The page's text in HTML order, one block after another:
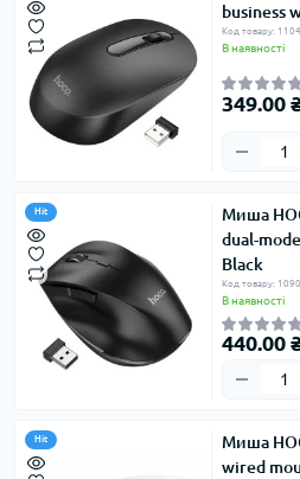
business
Код товару:
В наявності
349.00
Hit
Миша
dual-
Black
Код товару:
В наявності
440.00
Hit
Миша
wired